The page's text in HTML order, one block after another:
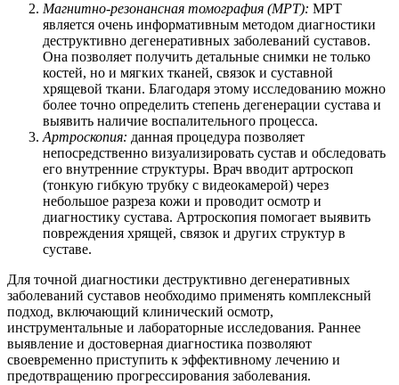
Магнитно-резонансная томография (МРТ): МРТ
является очень информативным методом диагностики
деструктивно дегенеративных заболеваний суставов.
Она позволяет получить детальные снимки не только
костей, но и мягких тканей, связок и суставной
хрящевой ткани. Благодаря этому исследованию можно
более точно определить степень дегенерации сустава и
выявить наличие воспалительного процесса.
Артроскопия: данная процедура позволяет
непосредственно визуализировать сустав и обследовать
его внутренние структуры. Врач вводит артроскоп
(тонкую гибкую трубку с видеокамерой) через
небольшое разреза кожи и проводит осмотр и
диагностику сустава. Артроскопия помогает выявить
повреждения хрящей, связок и других структур в
суставе.
Для точной диагностики деструктивно дегенеративных
заболеваний суставов необходимо применять комплексный
подход, включающий клинический осмотр,
инструментальные и лабораторные исследования. Раннее
выявление и достоверная диагностика позволяют
своевременно приступить к эффективному лечению и
предотвращению прогрессирования заболевания.